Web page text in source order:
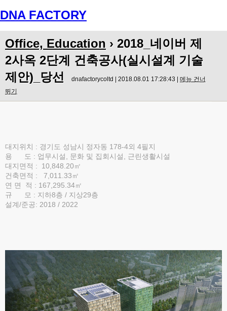
DNA FACTORY
Office, Education › 2018_네이버 제
2사옥 2단계 건축공사(실시설계 기술
제안)_당선
dnafactorycoltd | 2018.08.01 17:28:43 | 메뉴 건너
뛰기
대지위치 : 경기도 성남시 정자동 178-4외 4필지
용 도 : 업무시설, 문화 및 집회시설, 근린생활시설
대지면적 : 10,848.20㎡
건축면적 : 7,011.33㎡
연 면 적 : 167,295.34㎡
규 모 : 지하8층 / 지상29층
설계/준공: 2018 / 2022